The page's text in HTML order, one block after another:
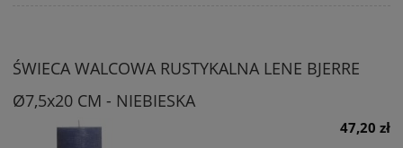
ŚWIECA WALCOWA RUSTYKALNA LENE BJERRE
Ø7,5x20 CM - NIEBIESKA
47,20 zł